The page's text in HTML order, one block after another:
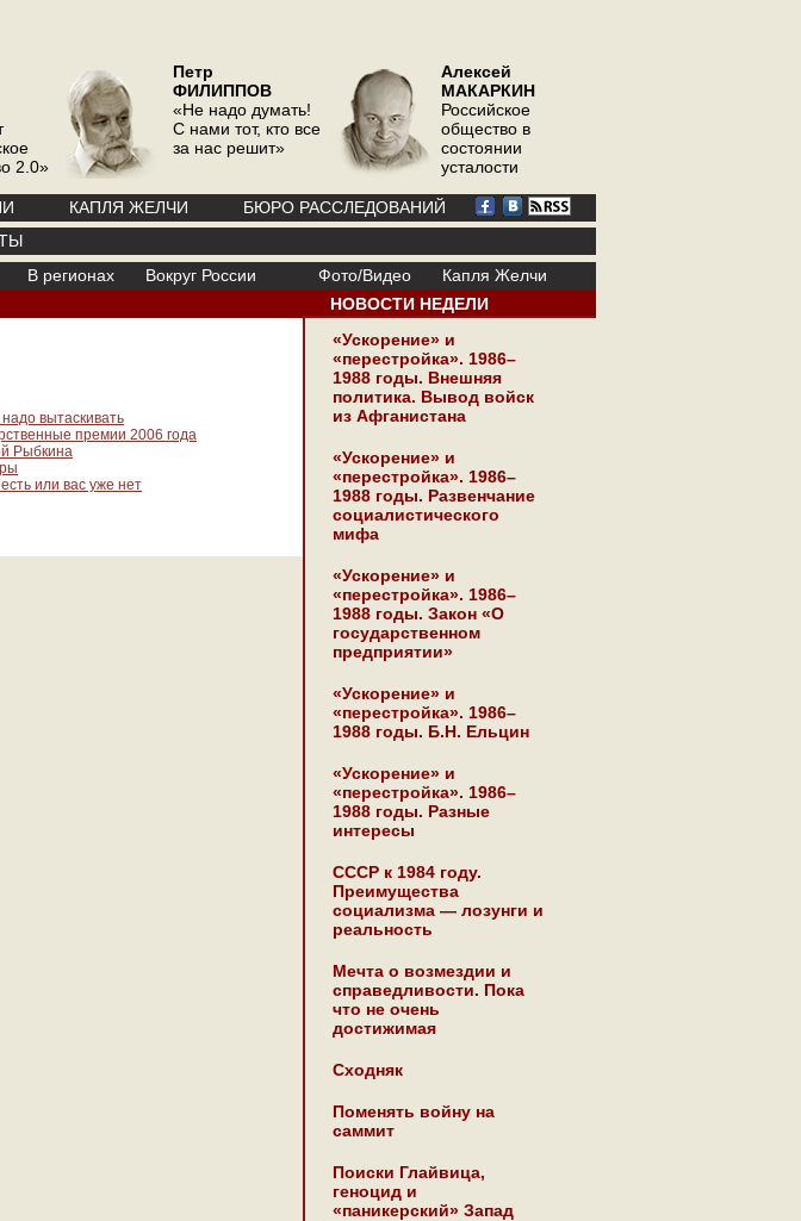
2.0»
Петр
ФИЛИППОВ
«Не надо думать!
С нами тот, кто все
за нас решит»
Алексей
МАКАРКИН
Российское
общество в
состоянии
усталости
КАПЛЯ ЖЕЛЧИ
БЮРО РАССЛЕДОВАНИЙ
В регионах Вокруг России Фото/Видео
Капля Желчи
вытаскивать
премии 2006 года
Рыбкина
или вас уже нет
НОВОСТИ НЕДЕЛИ
«Ускорение» и
«перестройка». 1986–
1988 годы. Внешняя
политика. Вывод войск
из Афганистана
«Ускорение» и
«перестройка». 1986–
1988 годы. Развенчание
социалистического
мифа
«Ускорение» и
«перестройка». 1986–
1988 годы. Закон «О
государственном
предприятии»
«Ускорение» и
«перестройка». 1986–
1988 годы. Б.Н. Ельцин
«Ускорение» и
«перестройка». 1986–
1988 годы. Разные
интересы
СССР к 1984 году.
Преимущества
социализма — лозунги и
реальность
Мечта о возмездии и
справедливости. Пока
что не очень
достижимая
Сходняк
Поменять войну на
саммит
Поиски Глайвица,
геноцид и
«паникерский» Запад